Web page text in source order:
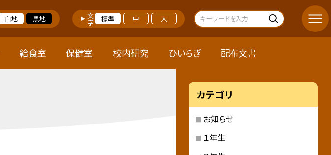
白地 黒地 文字 標準 中 大
給食室 保健室 校内研究 ひいらぎ 配布文書
カテゴリ
お知らせ
１年生